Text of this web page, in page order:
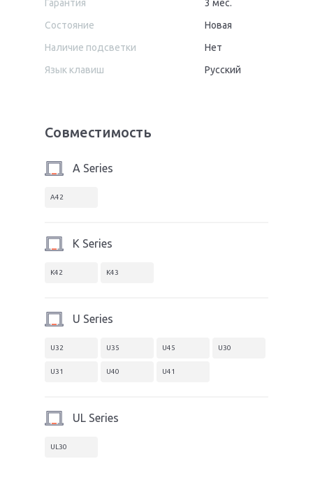
Гарантия
3 мес.
Состояние
Новая
Наличие подсветки
Нет
Язык клавиш
Русский
Совместимость
A Series
A42
K Series
K42 K43
U Series
U32 U35 U45 U30
U31 U40 U41
UL Series
UL30